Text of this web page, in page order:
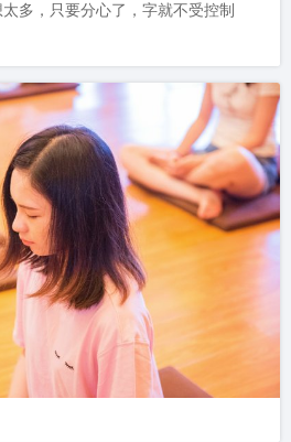
多，只要分心了，字就不受控制